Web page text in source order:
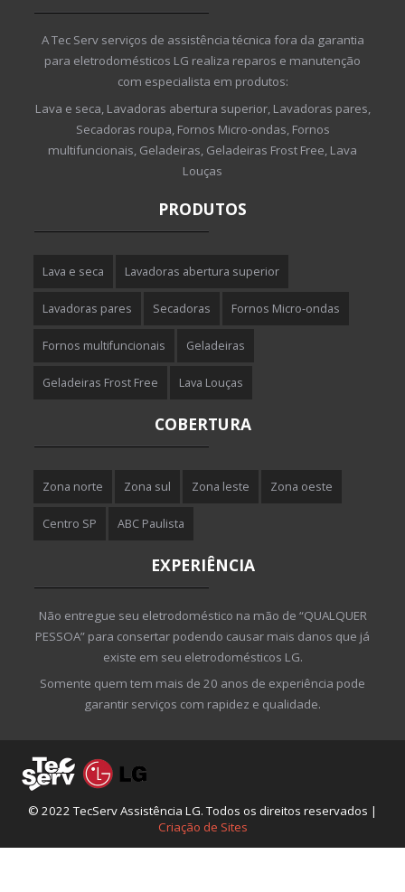
A Tec Serv serviços de assistência técnica fora da garantia
para eletrodomésticos LG realiza reparos e manutenção
com especialista em produtos:
Lava e seca, Lavadoras abertura superior, Lavadoras pares,
Secadoras roupa, Fornos Micro-ondas, Fornos
multifuncionais, Geladeiras, Geladeiras Frost Free, Lava
Louças
PRODUTOS
Lava e seca Lavadoras abertura superior
Lavadoras pares Secadoras Fornos Micro-ondas
Fornos multifuncionais Geladeiras
Geladeiras Frost Free Lava Louças
COBERTURA
Zona norte Zona sul Zona leste Zona oeste
Centro SP ABC Paulista
EXPERIÊNCIA
Não entregue seu eletrodoméstico na mão de “QUALQUER
PESSOA” para consertar podendo causar mais danos que já
existe em seu eletrodomésticos LG.
Somente quem tem mais de 20 anos de experiência pode
garantir serviços com rapidez e qualidade.
© 2022 TecServ Assistência LG. Todos os direitos reservados |
Criação de Sites